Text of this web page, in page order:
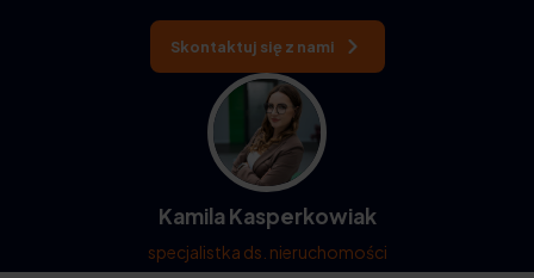
Skontaktuj się z nami
Kamila Kasperkowiak
specjalistka ds. nieruchomości